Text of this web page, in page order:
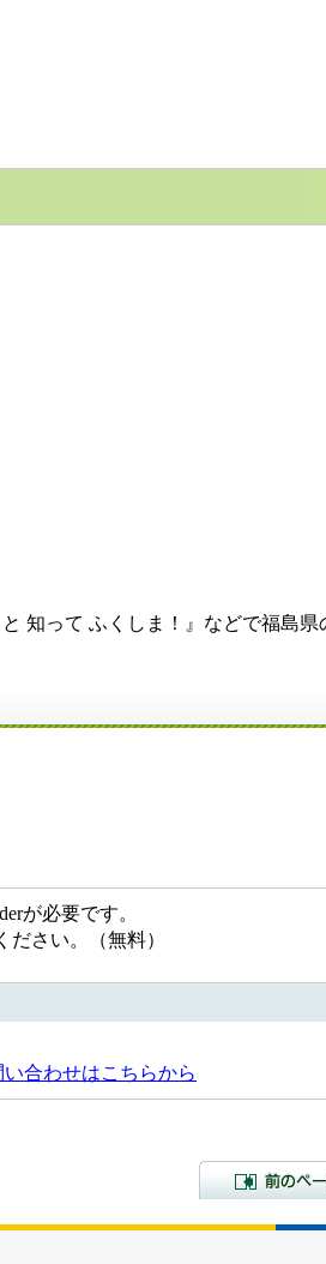
知って ふくしま！』などで福島
が必要です。
さい。（無料）
合わせはこちらから